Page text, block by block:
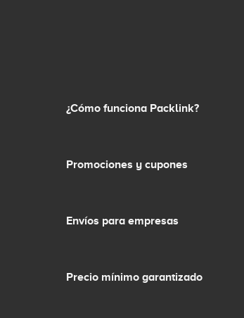
¿Cómo funciona Packlink?
Promociones y cupones
Envíos para empresas
Precio mínimo garantizado